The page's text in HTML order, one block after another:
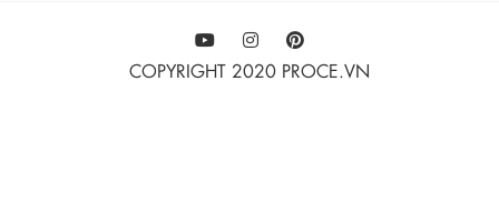
COPYRIGHT 2020 PROCE.VN